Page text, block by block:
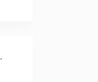
,